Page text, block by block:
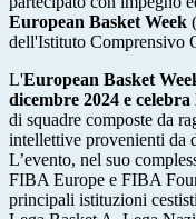
European Basket Week
dell'Istituto Comprensivo
L'European Basket
dicembre 2024 e
di squadre composte da
intellettive provenienti da
L’evento, nel suo
FIBA Europe e FIBA
principali istituzioni